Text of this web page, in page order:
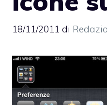
18/11/2011 di